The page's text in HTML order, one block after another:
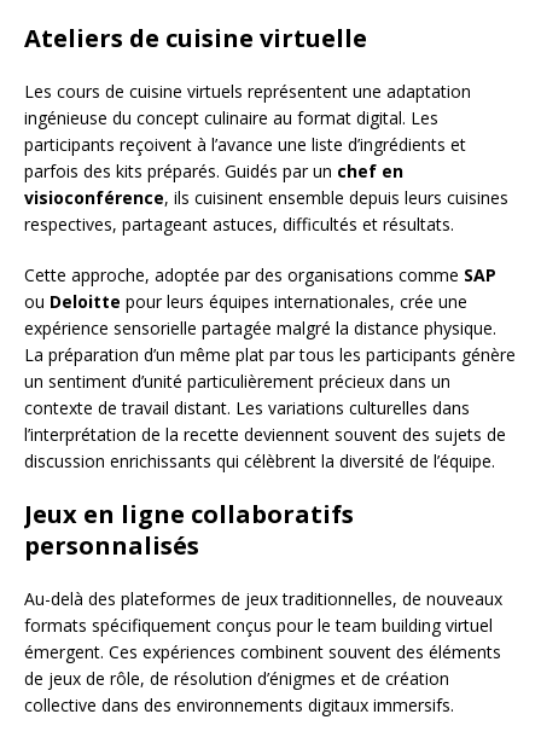
Ateliers de cuisine virtuelle
Les cours de cuisine virtuels représentent une adaptation
ingénieuse du concept culinaire au format digital. Les
participants reçoivent à l’avance une liste d’ingrédients et
parfois des kits préparés. Guidés par un chef en
visioconférence, ils cuisinent ensemble depuis leurs cuisines
respectives, partageant astuces, difficultés et résultats.
Cette approche, adoptée par des organisations comme SAP
ou Deloitte pour leurs équipes internationales, crée une
expérience sensorielle partagée malgré la distance physique.
La préparation d’un même plat par tous les participants génère
un sentiment d’unité particulièrement précieux dans un
contexte de travail distant. Les variations culturelles dans
l’interprétation de la recette deviennent souvent des sujets de
discussion enrichissants qui célèbrent la diversité de l’équipe.
Jeux en ligne collaboratifs
personnalisés
Au-delà des plateformes de jeux traditionnelles, de nouveaux
formats spécifiquement conçus pour le team building virtuel
émergent. Ces expériences combinent souvent des éléments
de jeux de rôle, de résolution d’énigmes et de création
collective dans des environnements digitaux immersifs.